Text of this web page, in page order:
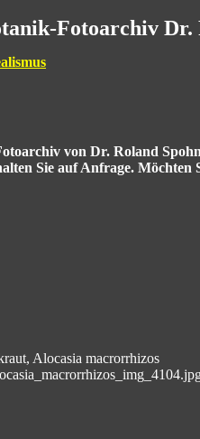
Fotoarchiv Dr.
von Dr. Roland
Sie auf Anfrage.
Alocasia macrorrhizos